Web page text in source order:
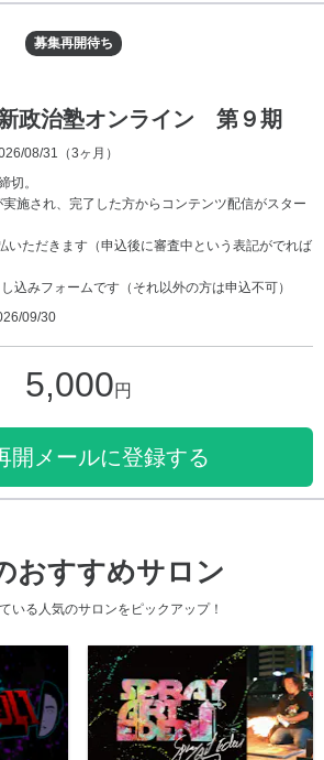
募集再開待ち
新政治塾オンライン 第９期
08/31 （3ヶ月）
切。
施され、完了した方からコンテンツ配信がスター
いただきます（申込後に審査中という表記がでれば
込みフォームです（それ以外の方は申込不可）
09/30
5,000円
開メールに登録する
おすすめサロン
いる人気のサロンをピックアップ！